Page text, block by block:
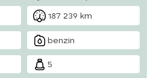
aut. zabrzdění v kopci
klimatizace
187 239 km
benzin
5